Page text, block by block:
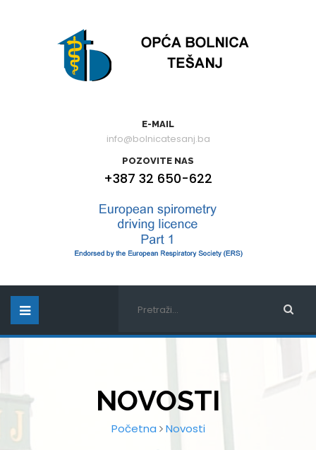
E-MAIL
info@bolnicatesanj.ba
POZOVITE NAS
+387 32 650-622
NOVOSTI
Početna Novosti